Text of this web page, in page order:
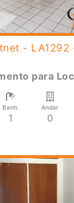
- LA1292
para
Banh.
1
Andar
0